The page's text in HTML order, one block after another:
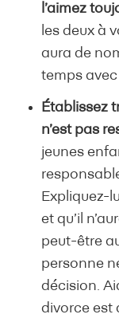
l’aimez
les deux à
aura de
temps
Établissez
n’est pas
jeunes
Expliquez-
et qu’il
peut-être
personne
décision.
divorce est